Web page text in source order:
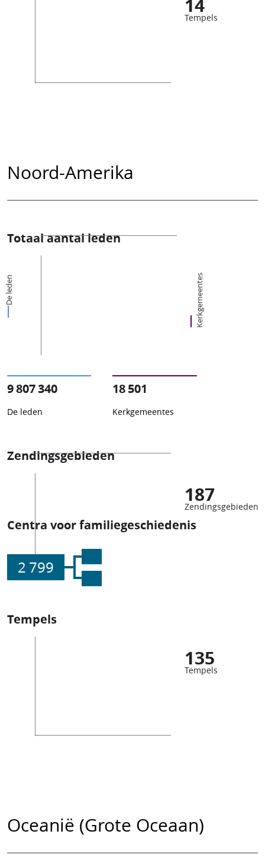
Tempels
Noord-Amerika
Totaal aantal leden
De leden Kerkgemeentes
9 807 340
De leden
18 501
Kerkgemeentes
Zendingsgebieden
187
Zendingsgebieden
Centra voor familiegeschiedenis
2 799
Tempels
135
Tempels
Oceanië (Grote Oceaan)